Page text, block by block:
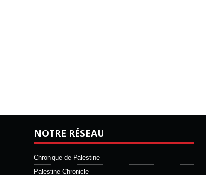
NOTRE RÉSEAU
Chronique de Palestine
Palestine Chronicle